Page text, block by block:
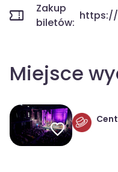
Zakup
biletów:
Miejsce